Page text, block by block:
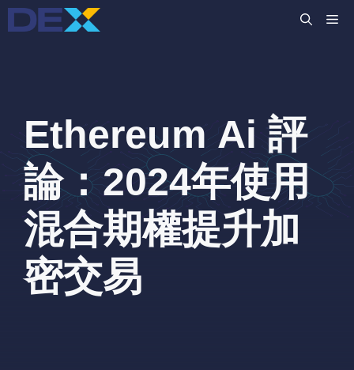
跳
至
Ethereum Ai 評
論：2024年使用
混合期權提升加
密交易